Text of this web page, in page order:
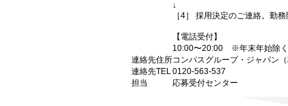
↓
［4］ 採用決定のご連絡。勤
【電話受付】
10:00〜20:00 ※年末年始除く
連絡先住所コンパスグループ・ジャパン
連絡先TEL0120-563-537
担当
応募受付センター